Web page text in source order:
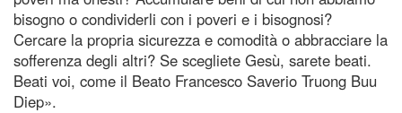
bisogno o condividerli con i poveri e i bisognosi?
Cercare la propria sicurezza e comodità o abbracciare la
sofferenza degli altri? Se scegliete Gesù, sarete beati.
Beati voi, come il Beato Francesco Saverio Truong Buu
Diep».